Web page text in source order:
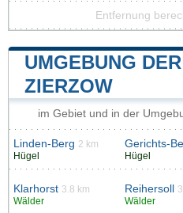
Entfernung
UMGEBUNG
ZIERZOW
im Gebiet und in der
Linden-Berg 2 km
Hügel
Gerichts-
Hügel
Klarhorst 3.8 km
Wälder
Reihersoll
Wälder